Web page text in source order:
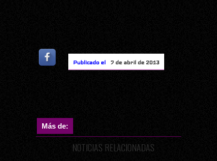
Publicado el 7 de abril de 2013
Más de:
NOTICIAS RELACIONADAS